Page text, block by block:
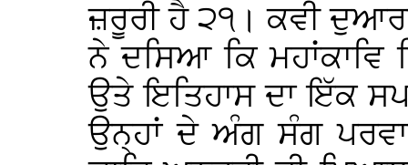
ਜ਼ਰੂਰੀ ਹੈ ੨੧। ਕਵੀ
ਨੇ ਦਸਿਆ ਕਿ ਮਹਾਂਕਾਵਿ
ਉਤੇ ਇਤਿਹਾਸ ਦਾ ਇੱਕ
ਉਨ੍ਹਾਂ ਦੇ ਅੰਗ ਸੰਗ